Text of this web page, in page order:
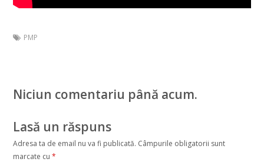
PMP
Niciun comentariu până acum.
Lasă un răspuns
Adresa ta de email nu va fi publicată. Câmpurile obligatorii sunt
marcate cu *